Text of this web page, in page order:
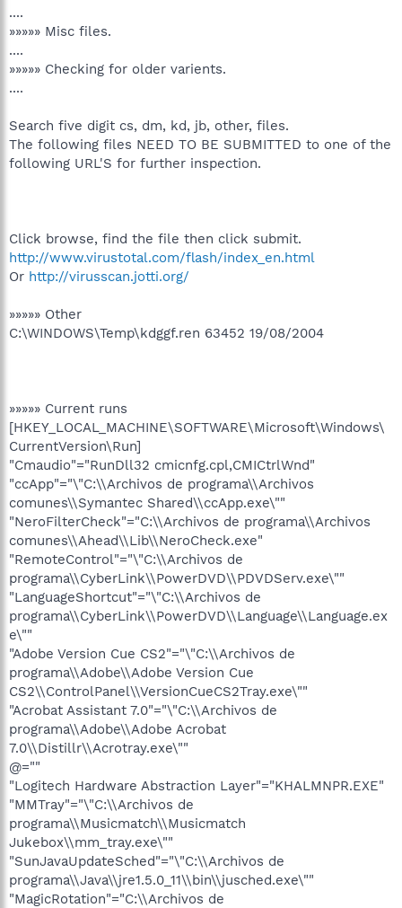
....
»»»»» Misc files.
....
»»»»» Checking for older varients.
....
Search five digit cs, dm, kd, jb, other, files.
The following files NEED TO BE SUBMITTED to one of the
following URL'S for further inspection.
Click browse, find the file then click submit.
http://www.virustotal.com/flash/index_en.html
Or http://virusscan.jotti.org/
»»»»» Other
C:\WINDOWS\Temp\kdggf.ren 63452 19/08/2004
»»»»» Current runs
[HKEY_LOCAL_MACHINE\SOFTWARE\Microsoft\Windows\
CurrentVersion\Run]
"Cmaudio"="RunDll32 cmicnfg.cpl,CMICtrlWnd"
"ccApp"="\"C:\\Archivos de programa\\Archivos
comunes\\Symantec Shared\\ccApp.exe\""
"NeroFilterCheck"="C:\\Archivos de programa\\Archivos
comunes\\Ahead\\Lib\\NeroCheck.exe"
"RemoteControl"="\"C:\\Archivos de
programa\\CyberLink\\PowerDVD\\PDVDServ.exe\""
"LanguageShortcut"="\"C:\\Archivos de
programa\\CyberLink\\PowerDVD\\Language\\Language.ex
e\""
"Adobe Version Cue CS2"="\"C:\\Archivos de
programa\\Adobe\\Adobe Version Cue
CS2\\ControlPanel\\VersionCueCS2Tray.exe\""
"Acrobat Assistant 7.0"="\"C:\\Archivos de
programa\\Adobe\\Adobe Acrobat
7.0\\Distillr\\Acrotray.exe\""
@=""
"Logitech Hardware Abstraction Layer"="KHALMNPR.EXE"
"MMTray"="\"C:\\Archivos de
programa\\Musicmatch\\Musicmatch
Jukebox\\mm_tray.exe\""
"SunJavaUpdateSched"="\"C:\\Archivos de
programa\\Java\\jre1.5.0_11\\bin\\jusched.exe\""
"MagicRotation"="C:\\Archivos de